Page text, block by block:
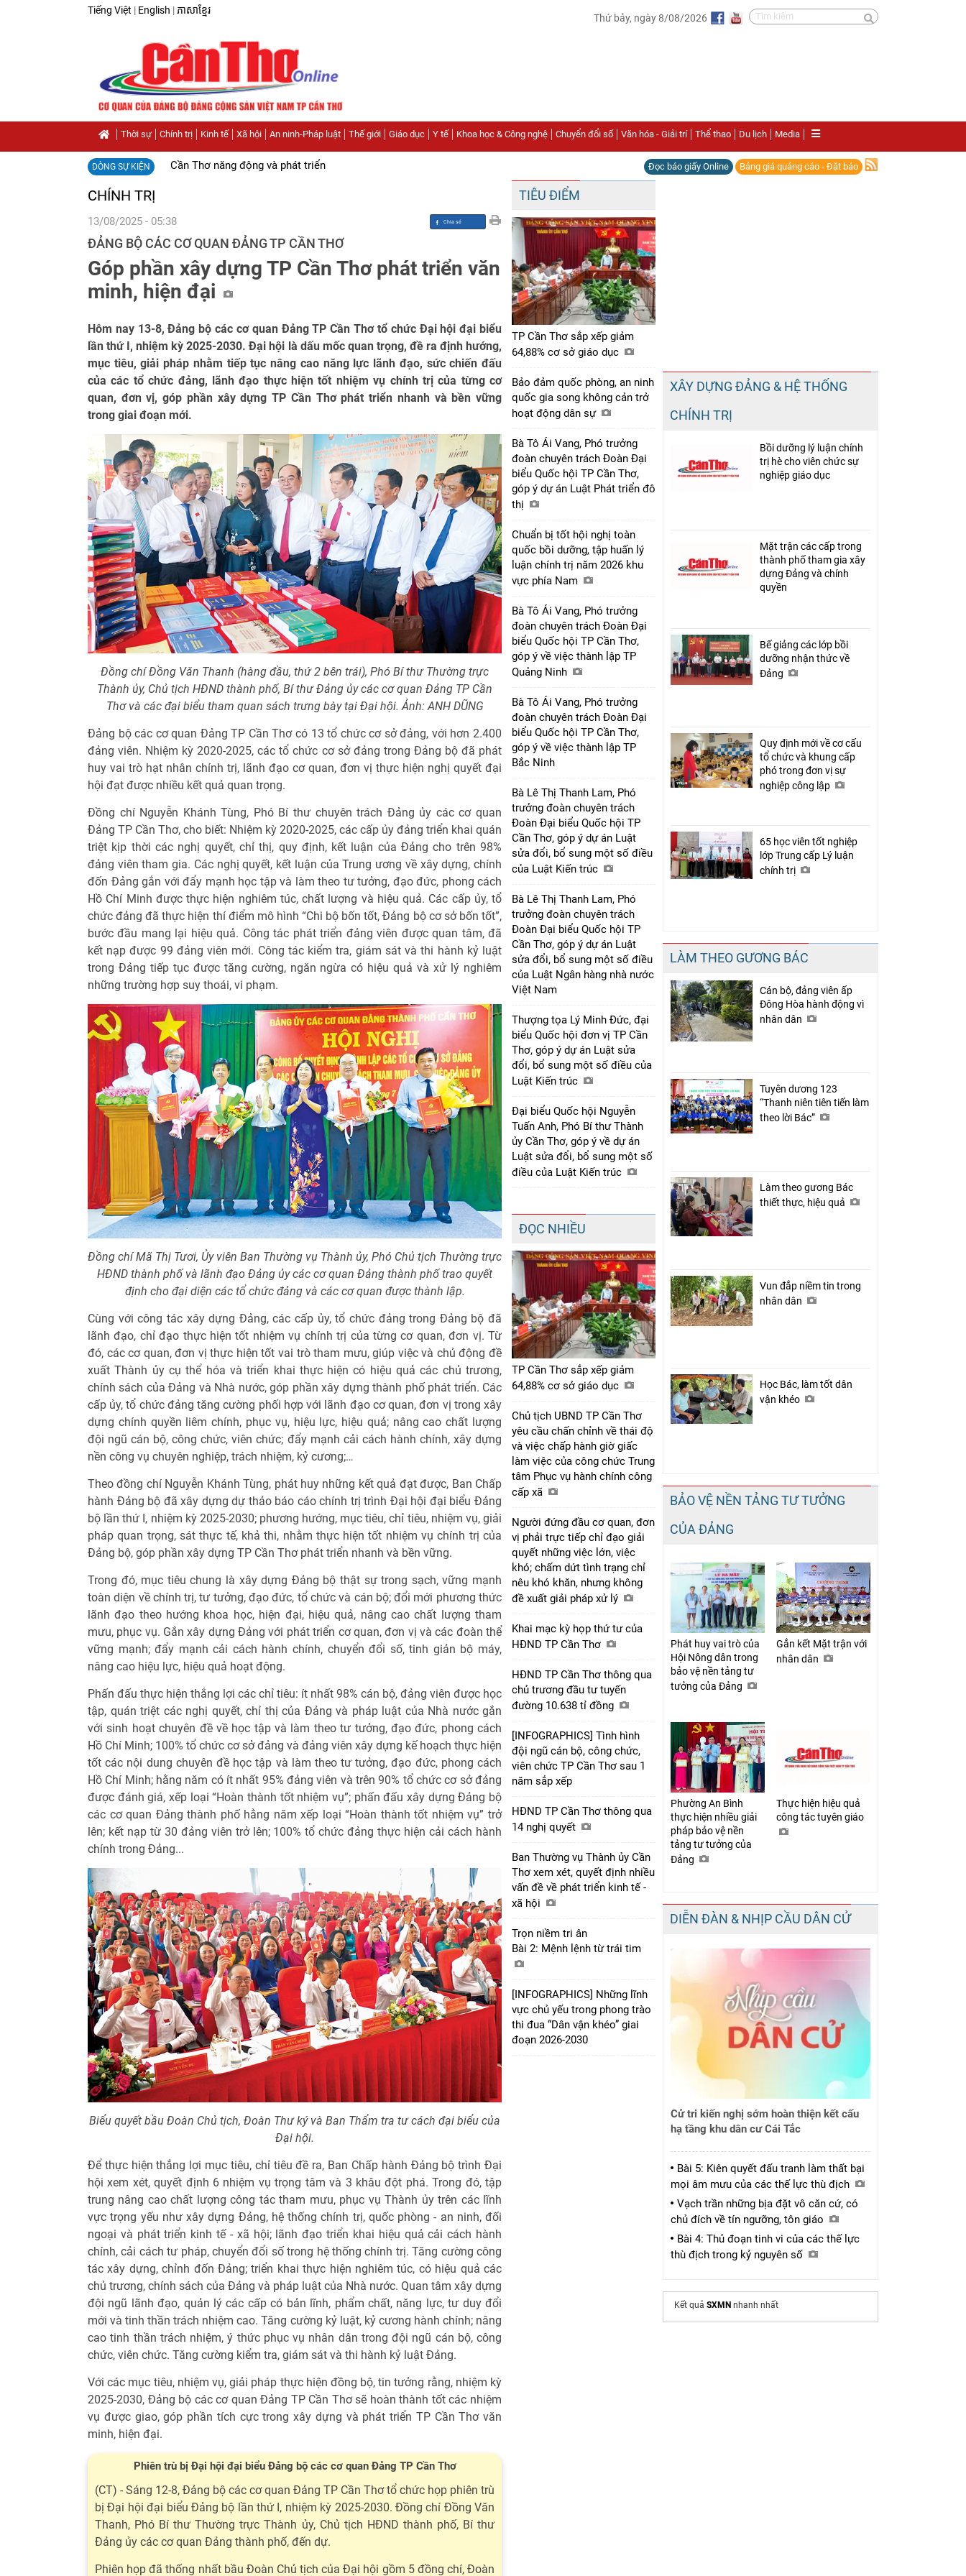
Tiếng Việt | English | ភាសាខ្មែរ
Thứ bảy, ngày 8/08/2026
Thời sự Chính trị Kinh tế Xã hội An ninh-Pháp luật Thế giới Giáo dục Y tế Khoa học & Công nghệ Chuyển đổi số Văn hóa - Giải trí Thể thao Du lịch Media
DÒNG SỰ KIỆN Cần Thơ năng động và phát triển Đọc báo giấy Online Bảng giá quảng cáo - Đặt báo
CHÍNH TRỊ
13/08/2025 - 05:38
Chia sẻ
Facebook
ĐẢNG BỘ CÁC CƠ QUAN ĐẢNG TP CẦN THƠ
Góp phần xây dựng TP Cần Thơ phát triển văn
minh, hiện đại
Hôm nay 13-8, Đảng bộ các cơ quan Đảng TP Cần Thơ tổ chức Đại hội đại biểu
lần thứ I, nhiệm kỳ 2025-2030. Đại hội là dấu mốc quan trọng, đề ra định hướng,
mục tiêu, giải pháp nhằm tiếp tục nâng cao năng lực lãnh đạo, sức chiến đấu
của các tổ chức đảng, lãnh đạo thực hiện tốt nhiệm vụ chính trị của từng cơ
quan, đơn vị, góp phần xây dựng TP Cần Thơ phát triển nhanh và bền vững
trong giai đoạn mới.
Đồng chí Đồng Văn Thanh (hàng đầu, thứ 2 bên trái), Phó Bí thư Thường trực
Thành ủy, Chủ tịch HĐND thành phố, Bí thư Đảng ủy các cơ quan Đảng TP Cần
Thơ và các đại biểu tham quan sách trưng bày tại Đại hội. Ảnh: ANH DŨNG
Đảng bộ các cơ quan Đảng TP Cần Thơ có 13 tổ chức cơ sở đảng, với hơn 2.400
đảng viên. Nhiệm kỳ 2020-2025, các tổ chức cơ sở đảng trong Đảng bộ đã phát
huy vai trò hạt nhân chính trị, lãnh đạo cơ quan, đơn vị thực hiện nghị quyết đại
hội đạt được nhiều kết quả quan trọng.
Đồng chí Nguyễn Khánh Tùng, Phó Bí thư chuyên trách Đảng ủy các cơ quan
Đảng TP Cần Thơ, cho biết: Nhiệm kỳ 2020-2025, các cấp ủy đảng triển khai quán
triệt kịp thời các nghị quyết, chỉ thị, quy định, kết luận của Đảng cho trên 98%
đảng viên tham gia. Các nghị quyết, kết luận của Trung ương về xây dựng, chính
đốn Đảng gắn với đẩy mạnh học tập và làm theo tư tưởng, đạo đức, phong cách
Hồ Chí Minh được thực hiện nghiêm túc, chất lượng và hiệu quả. Các cấp ủy, tổ
chức đảng đã thực hiện thí điểm mô hình “Chi bộ bốn tốt, Đảng bộ cơ sở bốn tốt”,
bước đầu mang lại hiệu quả. Công tác phát triển đảng viên được quan tâm, đã
kết nạp được 99 đảng viên mới. Công tác kiểm tra, giám sát và thi hành kỷ luật
trong Đảng tiếp tục được tăng cường, ngăn ngừa có hiệu quả và xử lý nghiêm
những trường hợp suy thoái, vi phạm.
Đồng chí Mã Thị Tươi, Ủy viên Ban Thường vụ Thành ủy, Phó Chủ tịch Thường trực
HĐND thành phố và lãnh đạo Đảng ủy các cơ quan Đảng thành phố trao quyết
định cho đại diện các tổ chức đảng và các cơ quan được thành lập.
Cùng với công tác xây dựng Đảng, các cấp ủy, tổ chức đảng trong Đảng bộ đã
lãnh đạo, chỉ đạo thực hiện tốt nhiệm vụ chính trị của từng cơ quan, đơn vị. Từ
đó, các cơ quan, đơn vị thực hiện tốt vai trò tham mưu, giúp việc và chủ động đề
xuất Thành ủy cụ thể hóa và triển khai thực hiện có hiệu quả các chủ trương,
chính sách của Đảng và Nhà nước, góp phần xây dựng thành phố phát triển. Các
cấp ủy, tổ chức đảng tăng cường phối hợp với lãnh đạo cơ quan, đơn vị trong xây
dựng chính quyền liêm chính, phục vụ, hiệu lực, hiệu quả; nâng cao chất lượng
đội ngũ cán bộ, công chức, viên chức; đẩy mạnh cải cách hành chính, xây dựng
nền công vụ chuyên nghiệp, trách nhiệm, kỷ cương;…
Theo đồng chí Nguyễn Khánh Tùng, phát huy những kết quả đạt được, Ban Chấp
hành Đảng bộ đã xây dựng dự thảo báo cáo chính trị trình Đại hội đại biểu Đảng
bộ lần thứ I, nhiệm kỳ 2025-2030; phương hướng, mục tiêu, chỉ tiêu, nhiệm vụ, giải
pháp quan trọng, sát thực tế, khả thi, nhằm thực hiện tốt nhiệm vụ chính trị của
Đảng bộ, góp phần xây dựng TP Cần Thơ phát triển nhanh và bền vững.
Trong đó, mục tiêu chung là xây dựng Đảng bộ thật sự trong sạch, vững mạnh
toàn diện về chính trị, tư tưởng, đạo đức, tổ chức và cán bộ; đổi mới phương thức
lãnh đạo theo hướng khoa học, hiện đại, hiệu quả, nâng cao chất lượng tham
mưu, phục vụ. Gắn xây dựng Đảng với phát triển cơ quan, đơn vị và các đoàn thể
vững mạnh; đẩy mạnh cải cách hành chính, chuyển đổi số, tinh giản bộ máy,
nâng cao hiệu lực, hiệu quả hoạt động.
Phấn đấu thực hiện thắng lợi các chỉ tiêu: ít nhất 98% cán bộ, đảng viên được học
tập, quán triệt các nghị quyết, chỉ thị của Đảng và pháp luật của Nhà nước gắn
với sinh hoạt chuyên đề về học tập và làm theo tư tưởng, đạo đức, phong cách
Hồ Chí Minh; 100% tổ chức cơ sở đảng và đảng viên xây dựng kế hoạch thực hiện
tốt các nội dung chuyên đề học tập và làm theo tư tưởng, đạo đức, phong cách
Hồ Chí Minh; hằng năm có ít nhất 95% đảng viên và trên 90% tổ chức cơ sở đảng
được đánh giá, xếp loại “Hoàn thành tốt nhiệm vụ”; phấn đấu xây dựng Đảng bộ
các cơ quan Đảng thành phố hằng năm xếp loại “Hoàn thành tốt nhiệm vụ” trở
lên; kết nạp từ 30 đảng viên trở lên; 100% tổ chức đảng thực hiện cải cách hành
chính trong Đảng...
Biểu quyết bầu Đoàn Chủ tịch, Đoàn Thư ký và Ban Thẩm tra tư cách đại biểu của
Đại hội.
Để thực hiện thắng lợi mục tiêu, chỉ tiêu đề ra, Ban Chấp hành Đảng bộ trình Đại
hội xem xét, quyết định 6 nhiệm vụ trọng tâm và 3 khâu đột phá. Trong đó, tập
trung nâng cao chất lượng công tác tham mưu, phục vụ Thành ủy trên các lĩnh
vực trọng yếu như xây dựng Đảng, hệ thống chính trị, quốc phòng - an ninh, đối
ngoại và phát triển kinh tế - xã hội; lãnh đạo triển khai hiệu quả cải cách hành
chính, cải cách tư pháp, chuyển đổi số trong hệ thống chính trị. Tăng cường công
tác xây dựng, chỉnh đốn Đảng; triển khai thực hiện nghiêm túc, có hiệu quả các
chủ trương, chính sách của Đảng và pháp luật của Nhà nước. Quan tâm xây dựng
đội ngũ lãnh đạo, quản lý các cấp có bản lĩnh, phẩm chất, năng lực, tư duy đổi
mới và tinh thần trách nhiệm cao. Tăng cường kỷ luật, kỷ cương hành chính; nâng
cao tinh thần trách nhiệm, ý thức phục vụ nhân dân trong đội ngũ cán bộ, công
chức, viên chức. Tăng cường kiểm tra, giám sát và thi hành kỷ luật Đảng.
Với các mục tiêu, nhiệm vụ, giải pháp thực hiện đồng bộ, tin tưởng rằng, nhiệm kỳ
2025-2030, Đảng bộ các cơ quan Đảng TP Cần Thơ sẽ hoàn thành tốt các nhiệm
vụ được giao, góp phần tích cực trong xây dựng và phát triển TP Cần Thơ văn
minh, hiện đại.
Phiên trù bị Đại hội đại biểu Đảng bộ các cơ quan Đảng TP Cần Thơ
(CT) - Sáng 12-8, Đảng bộ các cơ quan Đảng TP Cần Thơ tổ chức họp phiên trù
bị Đại hội đại biểu Đảng bộ lần thứ I, nhiệm kỳ 2025-2030. Đồng chí Đồng Văn
Thanh, Phó Bí thư Thường trực Thành ủy, Chủ tịch HĐND thành phố, Bí thư
Đảng ủy các cơ quan Đảng thành phố, đến dự.
Phiên họp đã thống nhất bầu Đoàn Chủ tịch của Đại hội gồm 5 đồng chí, Đoàn
TIÊU ĐIỂM
TP Cần Thơ sắp xếp giảm
64,88% cơ sở giáo dục
Bảo đảm quốc phòng, an ninh
quốc gia song không cản trở
hoạt động dân sự
Bà Tô Ái Vang, Phó trưởng
đoàn chuyên trách Đoàn Đại
biểu Quốc hội TP Cần Thơ,
góp ý dự án Luật Phát triển đô
thị
Chuẩn bị tốt hội nghị toàn
quốc bồi dưỡng, tập huấn lý
luận chính trị năm 2026 khu
vực phía Nam
Bà Tô Ái Vang, Phó trưởng
đoàn chuyên trách Đoàn Đại
biểu Quốc hội TP Cần Thơ,
góp ý về việc thành lập TP
Quảng Ninh
Bà Tô Ái Vang, Phó trưởng
đoàn chuyên trách Đoàn Đại
biểu Quốc hội TP Cần Thơ,
góp ý về việc thành lập TP
Bắc Ninh
Bà Lê Thị Thanh Lam, Phó
trưởng đoàn chuyên trách
Đoàn Đại biểu Quốc hội TP
Cần Thơ, góp ý dự án Luật
sửa đổi, bổ sung một số điều
của Luật Kiến trúc
Bà Lê Thị Thanh Lam, Phó
trưởng đoàn chuyên trách
Đoàn Đại biểu Quốc hội TP
Cần Thơ, góp ý dự án Luật
sửa đổi, bổ sung một số điều
của Luật Ngân hàng nhà nước
Việt Nam
Thượng tọa Lý Minh Đức, đại
biểu Quốc hội đơn vị TP Cần
Thơ, góp ý dự án Luật sửa
đổi, bổ sung một số điều của
Luật Kiến trúc
Đại biểu Quốc hội Nguyễn
Tuấn Anh, Phó Bí thư Thành
ủy Cần Thơ, góp ý về dự án
Luật sửa đổi, bổ sung một số
điều của Luật Kiến trúc
ĐỌC NHIỀU
TP Cần Thơ sắp xếp giảm
64,88% cơ sở giáo dục
Chủ tịch UBND TP Cần Thơ
yêu cầu chấn chỉnh về thái độ
và việc chấp hành giờ giấc
làm việc của công chức Trung
tâm Phục vụ hành chính công
cấp xã
Người đứng đầu cơ quan, đơn
vị phải trực tiếp chỉ đạo giải
quyết những việc lớn, việc
khó; chấm dứt tình trạng chỉ
nêu khó khăn, nhưng không
đề xuất giải pháp xử lý
Khai mạc kỳ họp thứ tư của
HĐND TP Cần Thơ
HĐND TP Cần Thơ thông qua
chủ trương đầu tư tuyến
đường 10.638 tỉ đồng
[INFOGRAPHICS] Tình hình
đội ngũ cán bộ, công chức,
viên chức TP Cần Thơ sau 1
năm sắp xếp
HĐND TP Cần Thơ thông qua
14 nghị quyết
Ban Thường vụ Thành ủy Cần
Thơ xem xét, quyết định nhiều
vấn đề về phát triển kinh tế -
xã hội
Trọn niềm tri ân
Bài 2: Mệnh lệnh từ trái tim
[INFOGRAPHICS] Những lĩnh
vực chủ yếu trong phong trào
thi đua “Dân vận khéo” giai
đoạn 2026-2030
XÂY DỰNG ĐẢNG & HỆ THỐNG
CHÍNH TRỊ
Bồi dưỡng lý luận chính
trị hè cho viên chức sự
nghiệp giáo dục
Mặt trận các cấp trong
thành phố tham gia xây
dựng Đảng và chính
quyền
Bế giảng các lớp bồi
dưỡng nhận thức về
Đảng
Quy định mới về cơ cấu
tổ chức và khung cấp
phó trong đơn vị sự
nghiệp công lập
65 học viên tốt nghiệp
lớp Trung cấp Lý luận
chính trị
LÀM THEO GƯƠNG BÁC
Cán bộ, đảng viên ấp
Đông Hòa hành động vì
nhân dân
Tuyên dương 123
“Thanh niên tiên tiến làm
theo lời Bác”
Làm theo gương Bác
thiết thực, hiệu quả
Vun đắp niềm tin trong
nhân dân
Học Bác, làm tốt dân
vận khéo
BẢO VỆ NỀN TẢNG TƯ TƯỞNG
CỦA ĐẢNG
Phát huy vai trò của
Hội Nông dân trong
bảo vệ nền tảng tư
tưởng của Đảng
Gắn kết Mặt trận với
nhân dân
Phường An Bình
thực hiện nhiều giải
pháp bảo vệ nền
tảng tư tưởng của
Đảng
Thực hiện hiệu quả
công tác tuyên giáo
DIỄN ĐÀN & NHỊP CẦU DÂN CỬ
Cử tri kiến nghị sớm hoàn thiện kết cấu
hạ tầng khu dân cư Cái Tắc
Bài 5: Kiên quyết đấu tranh làm thất bại
mọi âm mưu của các thế lực thù địch
Vạch trần những bịa đặt vô căn cứ, có
chủ đích về tín ngưỡng, tôn giáo
Bài 4: Thủ đoạn tinh vi của các thế lực
thù địch trong kỷ nguyên số
Kết quả SXMN nhanh nhất